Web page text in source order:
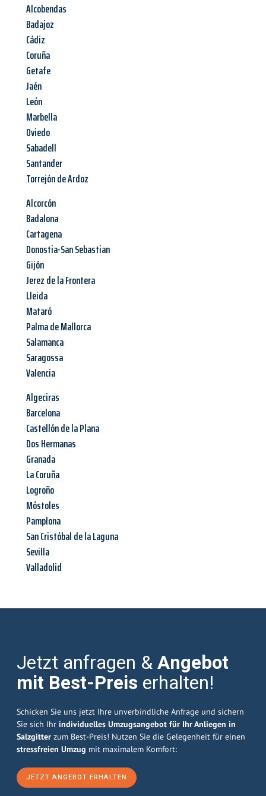
Alcobendas
Badajoz
Cádiz
Coruña
Getafe
Jaén
León
Marbella
Oviedo
Sabadell
Santander
Torrejón de Ardoz
Alcorcón
Badalona
Cartagena
Donostia-San Sebastian
Gijón
Jerez de la Frontera
Lleida
Mataró
Palma de Mallorca
Salamanca
Saragossa
Valencia
Algeciras
Barcelona
Castellón de la Plana
Dos Hermanas
Granada
La Coruña
Logroño
Móstoles
Pamplona
San Cristóbal de la Laguna
Sevilla
Valladolid
Jetzt anfragen &Angebot
mit Best-Preis erhalten!
Schicken Sie uns jetzt Ihre unverbindliche Anfrage und sichern
Sie sich Ihr individuelles Umzugsangebot für Ihr Anliegen in
Salzgitter zum Best-Preis! Nutzen Sie die Gelegenheit für einen
stressfreien Umzug mit maximalem Komfort:
JETZT ANGEBOT ERHALTEN